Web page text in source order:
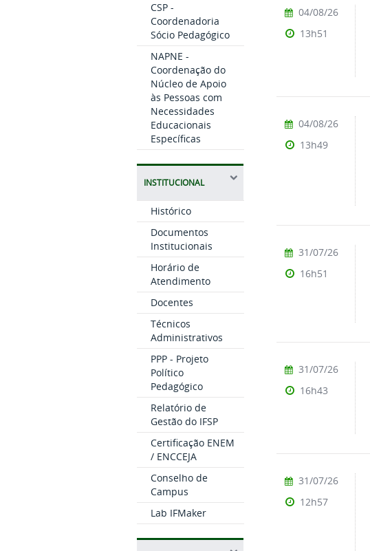
CSP -
Coordenadoria
Sócio Pedagógico
NAPNE -
Coordenação do
Núcleo de Apoio
às Pessoas com
Necessidades
Educacionais
Específicas
INSTITUCIONAL
Histórico
Documentos
Institucionais
Horário de
Atendimento
Docentes
Técnicos
Administrativos
PPP - Projeto
Político
Pedagógico
Relatório de
Gestão do IFSP
Certificação ENEM
/ ENCCEJA
Conselho de
Campus
Lab IFMaker
04/08/26
13h51
04/08/26
13h49
31/07/26
16h51
31/07/26
16h43
31/07/26
12h57